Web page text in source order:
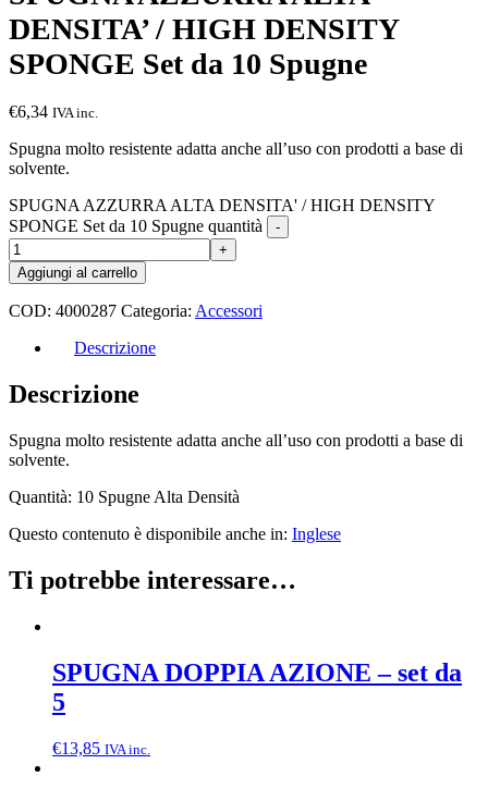
DENSITA’ / HIGH DENSITY
SPONGE Set da 10 Spugne
€6,34 IVA inc.
Spugna molto resistente adatta anche all’uso con prodotti a base di
solvente.
SPUGNA AZZURRA ALTA DENSITA' / HIGH DENSITY
SPONGE Set da 10 Spugne quantità
Aggiungi al carrello
COD: 4000287 Categoria: Accessori
Descrizione
Descrizione
Spugna molto resistente adatta anche all’uso con prodotti a base di
solvente.
Quantità: 10 Spugne Alta Densità
Questo contenuto è disponibile anche in: Inglese
Ti potrebbe interessare…
SPUGNA DOPPIA AZIONE – set da
5
€13,85 IVA inc.